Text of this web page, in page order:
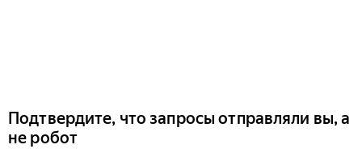
Подтвердите, что запросы отправляли вы, а
не робот